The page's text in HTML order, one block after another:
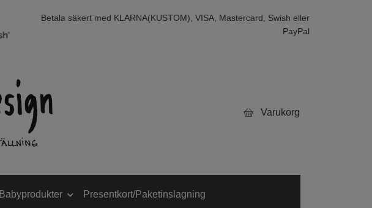
Betala säkert med KLARNA(KUSTOM), VISA, Mastercard, Swish eller
PayPal
Varukorg
Babyprodukter Presentkort/Paketinslagning